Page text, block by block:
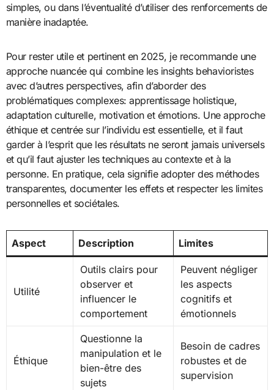
simples, ou dans l’éventualité d’utiliser des renforcements de
manière inadaptée.
Pour rester utile et pertinent en 2025, je recommande une
approche nuancée qui combine les insights behavioristes
avec d’autres perspectives, afin d’aborder des
problématiques complexes: apprentissage holistique,
adaptation culturelle, motivation et émotions. Une approche
éthique et centrée sur l’individu est essentielle, et il faut
garder à l’esprit que les résultats ne seront jamais universels
et qu’il faut ajuster les techniques au contexte et à la
personne. En pratique, cela signifie adopter des méthodes
transparentes, documenter les effets et respecter les limites
personnelles et sociétales.
Aspect Description Limites
Utilité
Outils clairs pour
observer et
influencer le
comportement
Peuvent négliger
les aspects
cognitifs et
émotionnels
Éthique
Questionne la
manipulation et le
bien-être des
sujets
Besoin de cadres
robustes et de
supervision